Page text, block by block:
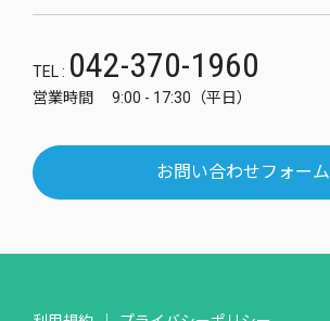
TEL : 042-370-1960
営業時間 9:00 - 17:30（平日）
お問い合わせフォーム